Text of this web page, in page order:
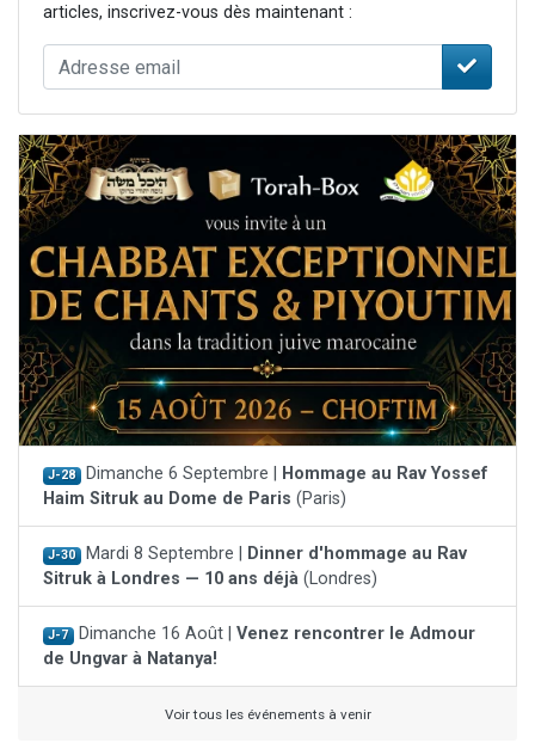
articles, inscrivez-vous dès maintenant :
J-28 Dimanche 6 Septembre |
Hommage au Rav Yossef
Haim Sitruk au Dome de Paris (Paris)
J-30 Mardi 8 Septembre |
Dinner d'hommage au Rav
Sitruk à Londres — 10 ans déjà (Londres)
J-7 Dimanche 16 Août | Venez rencontrer le Admour
de Ungvar à Natanya!
Voir tous les événements à venir